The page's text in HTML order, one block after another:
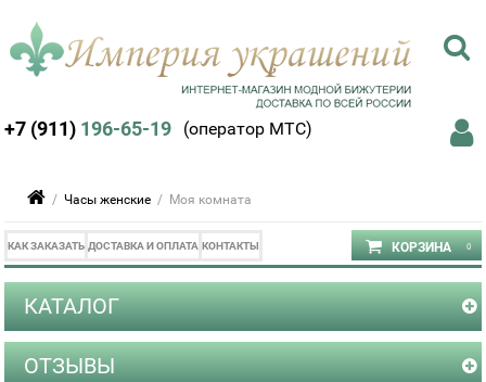
+7 (911) 196-65-19 (оператор МТС)
/Часы женские / Моя комната
КАК ЗАКАЗАТЬ ДОСТАВКА И ОПЛАТА КОНТАКТЫ
КАТАЛОГ
ОТЗЫВЫ